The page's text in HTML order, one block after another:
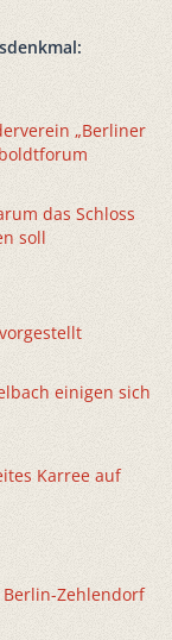
„Berliner
das Schloss
soll
einigen sich
Karree auf
Zehlendorf